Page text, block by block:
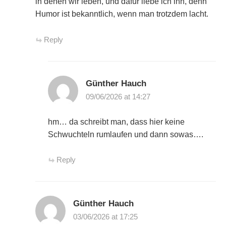
Humor ist bekanntlich, wenn man trotzdem lacht.
Reply
Günther Hauch
09/06/2026 at 14:27
hm… da schreibt man, dass hier keine
Schwuchteln rumlaufen und dann sowas….
Reply
Günther Hauch
03/06/2026 at 17:25